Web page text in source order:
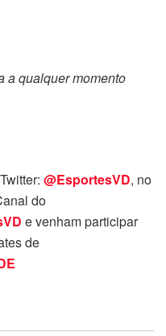
a qualquer momento
@EsportesVD, no
do
e venham participar
de